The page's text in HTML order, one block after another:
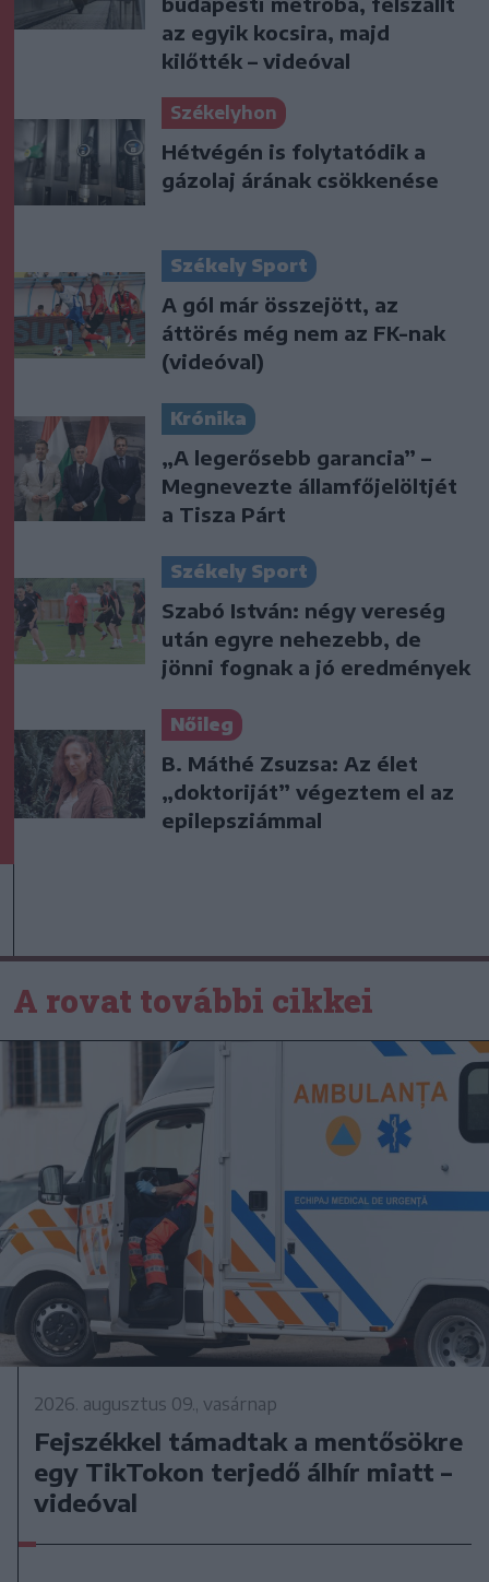
az egyik kocsira, majd
kilőtték – videóval
Székelyhon
Hétvégén is folytatódik a
gázolaj árának csökkenése
Székely Sport
A gól már összejött, az
áttörés még nem az FK-nak
(videóval)
Krónika
„A legerősebb garancia” –
Megnevezte államfőjelöltjét
a Tisza Párt
Székely Sport
Szabó István: négy vereség
után egyre nehezebb, de
jönni fognak a jó eredmények
Nőileg
B. Máthé Zsuzsa: Az élet
„doktoriját” végeztem el az
epilepsziámmal
A rovat további cikkei
2026. augusztus 09., vasárnap
Fejszékkel támadtak a mentősökre
egy TikTokon terjedő álhír miatt –
videóval